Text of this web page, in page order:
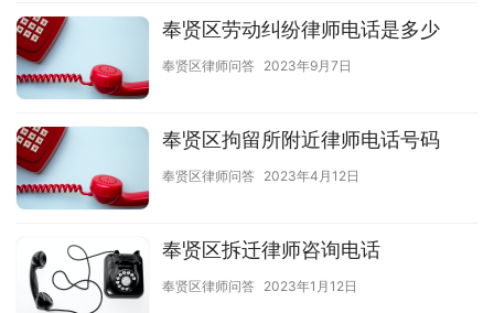
奉贤区劳动纠纷律师电话是多少
奉贤区律师问答 2023年9月7日
奉贤区拘留所附近律师电话号码
奉贤区律师问答 2023年4月12日
奉贤区拆迁律师咨询电话
奉贤区律师问答 2023年1月12日